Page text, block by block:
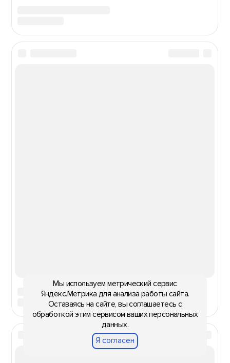
Мы используем метрический сервис
Яндекс.Метрика для анализа работы сайта.
Оставаясь на сайте, вы соглашаетесь с
обработкой этим сервисом ваших персональных
данных.
Я согласен